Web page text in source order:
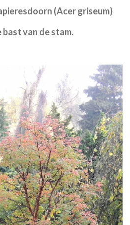
(Acer griseum)
bast van de stam.